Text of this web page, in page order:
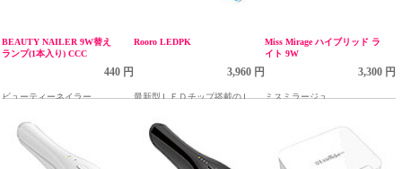
BEAUTY NAILER 9W替え
ランプ(1本入り) CCC
440 円
ビューティーネイラー
Rooro LEDPK
3,960 円
最新型ＬＥＤチップ搭載のＬＥ
Miss Mirage ハイブリッド ラ
イト 9W
3,300 円
ミスミラージュ